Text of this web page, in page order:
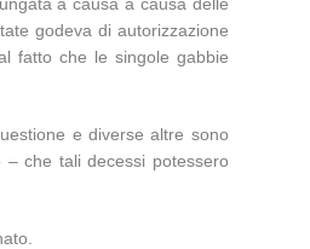
godeva di autorizzazione
fatto che le singole gabbie
e diverse altre sono
– che tali decessi potessero